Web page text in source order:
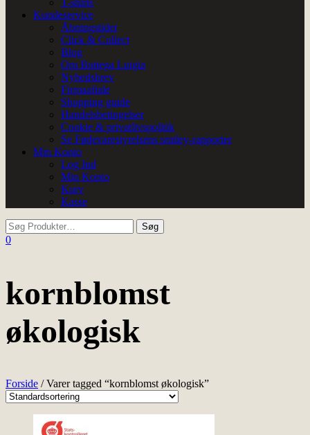
T-shirts
Kundeservice
Åbningstider
Click & Collect
Blog
Om Bottega Luigia
Nyhedsbrev
Firmaaftale
Shopping guide
Handelsbetingelser
Cookie & privatlivspolitik
Se Fødevarestyrelsens smiley-rapporter
Min Konto
Log Ind
Min Konto
Kurv
Kasse
0
kornblomst
økologisk
Forside / Varer tagged “kornblomst økologisk”